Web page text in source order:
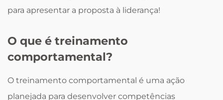
para apresentar a proposta à liderança!
O que é treinamento
comportamental?
O treinamento comportamental é uma ação
planejada para desenvolver competências